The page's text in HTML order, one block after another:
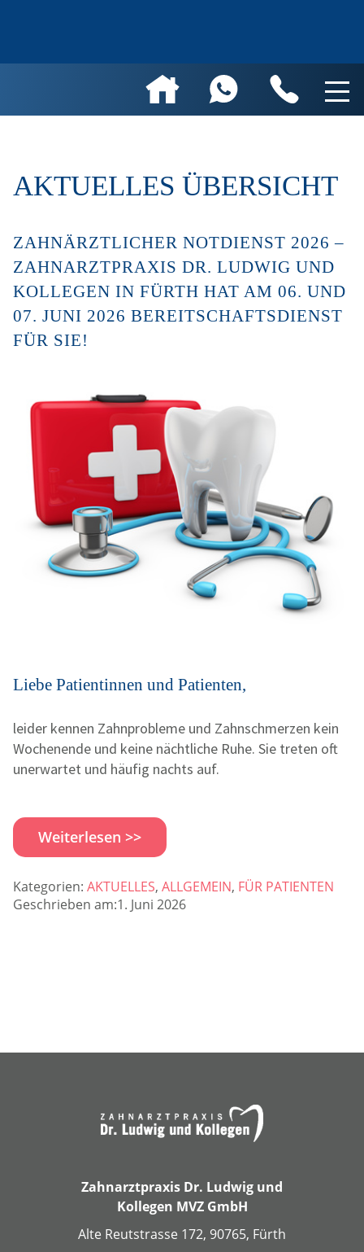
AKTUELLES ÜBERSICHT
ZAHNÄRZTLICHER NOTDIENST 2026 –
ZAHNARZTPRAXIS DR. LUDWIG UND
KOLLEGEN IN FÜRTH HAT AM 06. UND
07. JUNI 2026 BEREITSCHAFTSDIENST
FÜR SIE!
Liebe Patientinnen und Patienten,
leider kennen Zahnprobleme und Zahnschmerzen kein
Wochenende und keine nächtliche Ruhe. Sie treten oft
unerwartet und häufig nachts auf.
Weiterlesen >>
Kategorien: AKTUELLES, ALLGEMEIN, FÜR PATIENTEN
Geschrieben am:1. Juni 2026
Zahnarztpraxis Dr. Ludwig und
Kollegen MVZ GmbH
Alte Reutstrasse 172, 90765, Fürth